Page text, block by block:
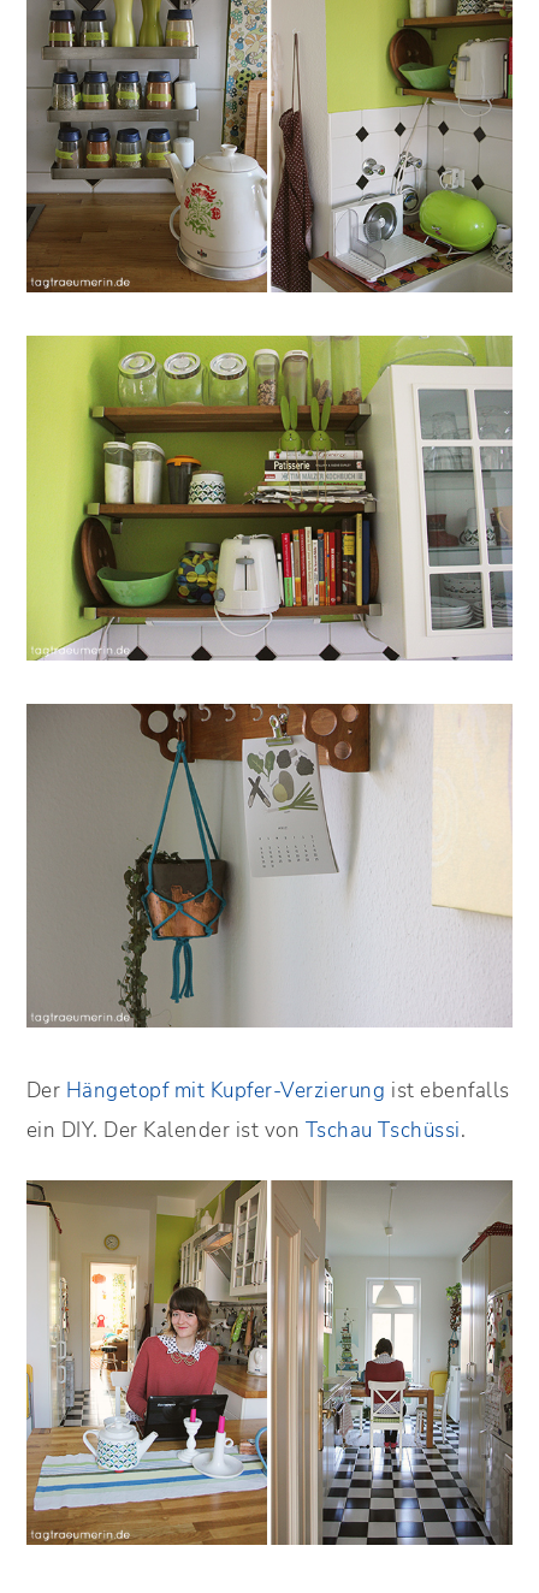
Der Hängetopf mit Kupfer-Verzierung ist ebenfalls
ein DIY. Der Kalender ist von Tschau Tschüssi.